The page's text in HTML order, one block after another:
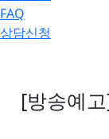
FAQ
상담신청
[방송예